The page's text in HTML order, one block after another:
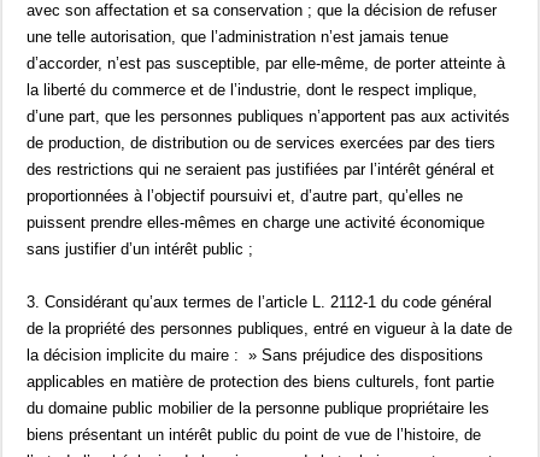
avec son affectation et sa conservation ; que la décision de refuser
une telle autorisation, que l’administration n’est jamais tenue
d’accorder, n’est pas susceptible, par elle-même, de porter atteinte à
la liberté du commerce et de l’industrie, dont le respect implique,
d’une part, que les personnes publiques n’apportent pas aux activités
de production, de distribution ou de services exercées par des tiers
des restrictions qui ne seraient pas justifiées par l’intérêt général et
proportionnées à l’objectif poursuivi et, d’autre part, qu’elles ne
puissent prendre elles-mêmes en charge une activité économique
sans justifier d’un intérêt public ;
3. Considérant qu’aux termes de l’article L. 2112-1 du code général
de la propriété des personnes publiques, entré en vigueur à la date de
la décision implicite du maire : » Sans préjudice des dispositions
applicables en matière de protection des biens culturels, font partie
du domaine public mobilier de la personne publique propriétaire les
biens présentant un intérêt public du point de vue de l’histoire, de